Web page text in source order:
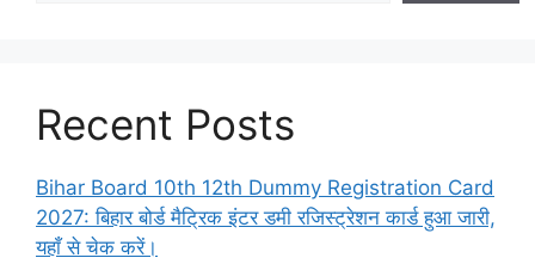
Recent Posts
Bihar Board 10th 12th Dummy Registration Card
2027: बिहार बोर्ड मैट्रिक इंटर डमी रजिस्ट्रेशन कार्ड हुआ जारी,
यहाँ से चेक करें।